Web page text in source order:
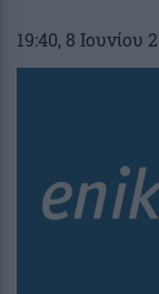
19:40, 8 Ιουνίου